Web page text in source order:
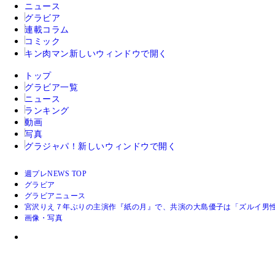
ニュース
グラビア
連載コラム
コミック
キン肉マン 新しいウィンドウで開く
トップ
グラビア一覧
ニュース
ランキング
動画
写真
グラジャパ！ 新しいウィンドウで開く
週プレNEWS TOP
グラビア
グラビアニュース
宮沢りえ７年ぶりの主演作『紙の月』で、共演の大島優子は「ズルイ男
画像・写真